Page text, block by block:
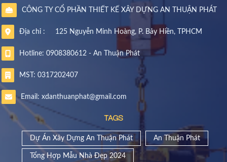
CÔNG TY CỔ PHẦN THIẾT KẾ XÂY DỰNG AN THUẬN PHÁT
Địa chỉ : 125 Nguyễn Minh Hoàng, P. Bảy Hiền, TPHCM
Hotline: 0908380612 - An Thuận Phát
MST: 0317202407
Email: xdanthuanphat@gmail.com
TAGS
Dự Án Xây Dựng An Thuận Phát An Thuận Phát
Tổng Hợp Mẫu Nhà Đẹp 2024